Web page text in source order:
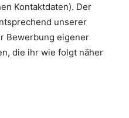
Kontaktdaten). Der
unserer
Bewerbung eigener
die ihr wie folgt näher